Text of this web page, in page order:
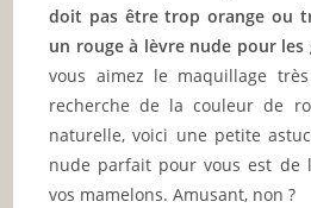
doit pas être trop orange ou
un rouge à lèvre nude pour les
vous aimez le maquillage
recherche de la couleur de
naturelle, voici une petite
nude parfait pour vous est de
vos mamelons. Amusant, non ?